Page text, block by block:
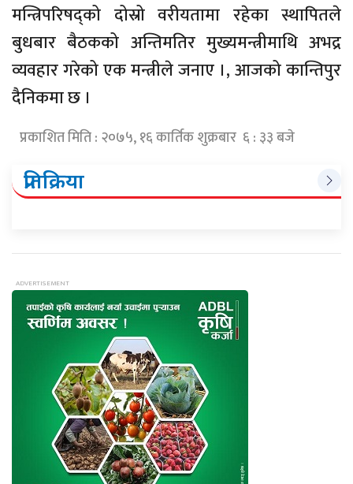
मन्त्रिपरिषद्को दोस्रो वरीयतामा रहेका स्थापितले
बुधबार बैठकको अन्तिमतिर मुख्यमन्त्रीमाथि अभद्र
व्यवहार गरेको एक मन्त्रीले जनाए ।, आजको कान्तिपुर
दैनिकमा छ ।
प्रकाशित मिति : २०७५, १६ कार्तिक शुक्रबार ६ : ३३ बजे
प्रतिक्रिया